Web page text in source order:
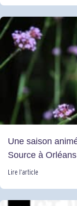
Une saison
Source à Orléans
Lire l’article